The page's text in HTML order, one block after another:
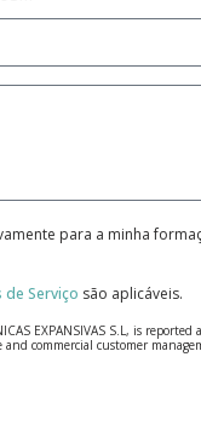
para a minha
de Serviço são aplicáveis.
EXPANSIVAS S.L, is
commercial customer
(GDPR) 2016.